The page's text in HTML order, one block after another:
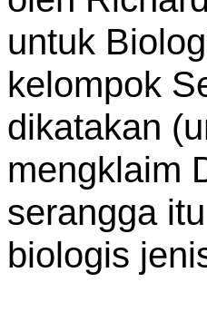
untuk
kelompok
dikatakan
mengklaim
serangga
biologis